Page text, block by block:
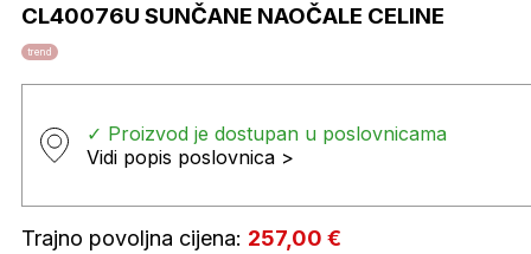
CL40076U SUNČANE NAOČALE CELINE
trend
✓ Proizvod je dostupan u poslovnicama
Vidi popis poslovnica >
Trajno povoljna cijena: 257,00 €